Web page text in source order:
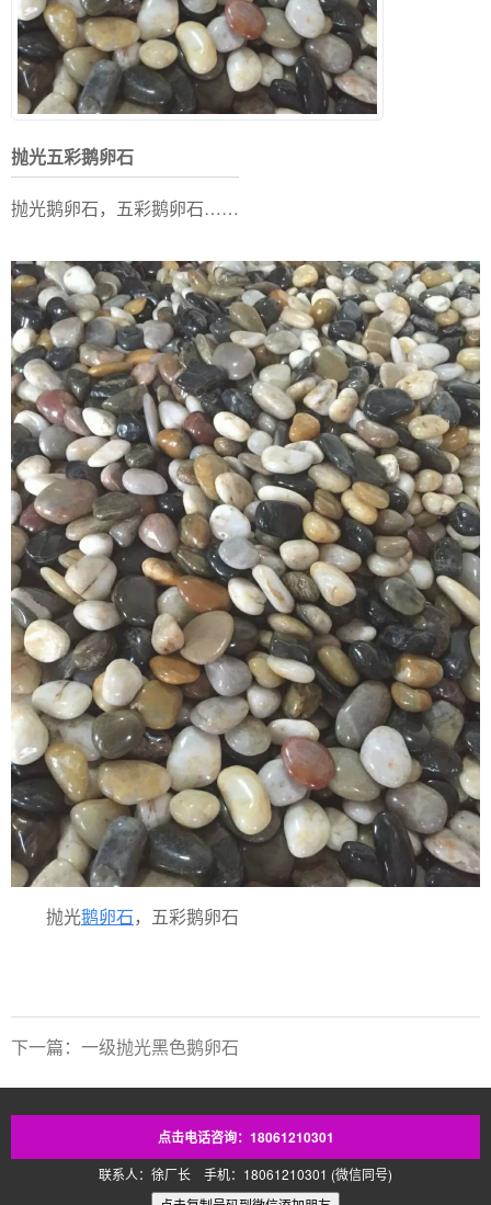
抛光五彩鹅卵石
抛光鹅卵石，五彩鹅卵石……
抛光鹅卵石，五彩鹅卵石
下一篇：一级抛光黑色鹅卵石
点击电话咨询：18061210301
联系人：徐厂长 手机：18061210301 (微信同号)